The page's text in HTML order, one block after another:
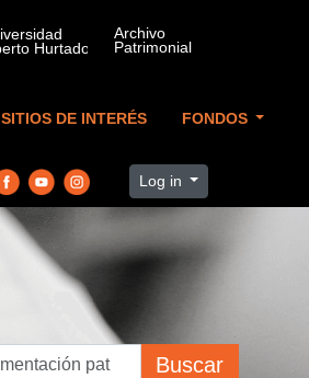
SITIOS DE INTERÉS FONDOS
Log in
Buscar